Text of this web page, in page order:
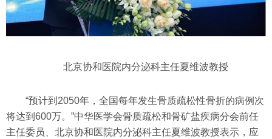
北京协和医院内分泌科主任夏维波教授
“预计到2050年，全国每年发生骨质疏松性骨折的病例次
将达到600万。”中华医学会骨质疏松和骨矿盐疾病分会前任
主任委员、北京协和医院内分泌科主任夏维波教授表示，应